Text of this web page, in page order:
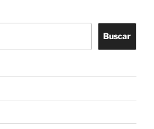
a
m
dI
n
a
m
ar
tir
Buscar